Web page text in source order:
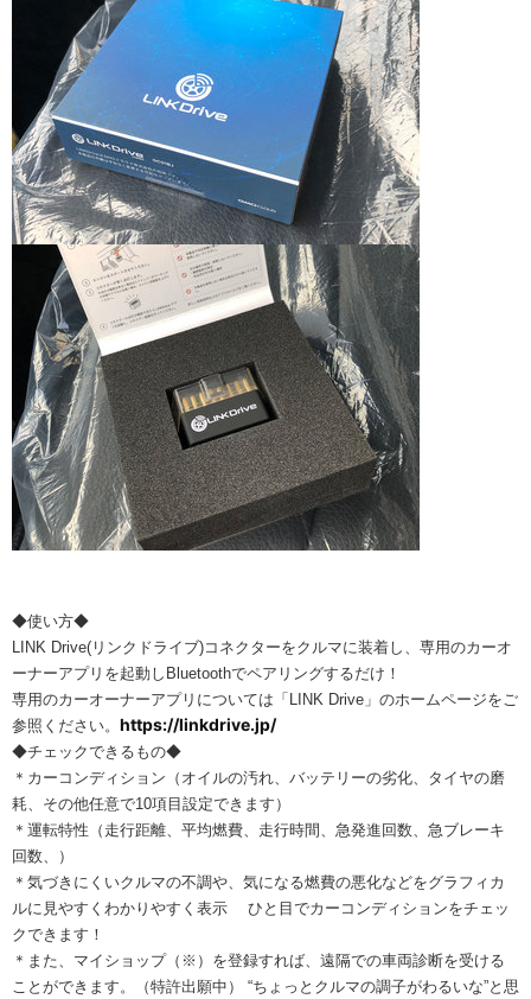
◆使い方◆
LINK Drive(リンクドライブ)コネクターをクルマに装着し、専用のカーオ
ーナーアプリを起動しBluetoothでペアリングするだけ！
専用のカーオーナーアプリについては「LINK Drive」のホームページをご
参照ください。 https://linkdrive.jp/
◆チェックできるもの◆
＊カーコンディション（オイルの汚れ、バッテリーの劣化、タイヤの磨
耗、その他任意で10項目設定できます）
＊運転特性（走行距離、平均燃費、走行時間、急発進回数、急ブレーキ
回数、）
＊気づきにくいクルマの不調や、気になる燃費の悪化などをグラフィカ
ルに見やすくわかりやすく表示 ひと目でカーコンディションをチェッ
クできます！
＊また、マイショップ（※）を登録すれば、遠隔での車両診断を受ける
ことができます。（特許出願中） “ちょっとクルマの調子がわるいな”と思